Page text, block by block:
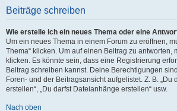
Beiträge schreiben
Wie erstelle ich ein neues Thema oder eine
Um ein neues Thema in einem Forum zu eröffnen,
Thema“ klicken. Um auf einen Beitrag zu antworten,
klicken. Es könnte sein, dass eine Registrierung
Beitrag schreiben kannst. Deine Berechtigungen
Foren- und der Beitragsansicht aufgelistet. Z. B. „Du
erstellen“, „Du darfst Dateianhänge erstellen“ usw.
Nach oben